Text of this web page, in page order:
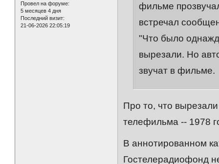
Провел на форуме:
5 месяцев 4 дня
Последний визит:
21-06-2026 22:05:19
фильме
встречал
"Что было
вырезали. Но
звучат в фильме.
Про то, что
телефильма -- 1978
В аннотированном
Гостелерадиофонд